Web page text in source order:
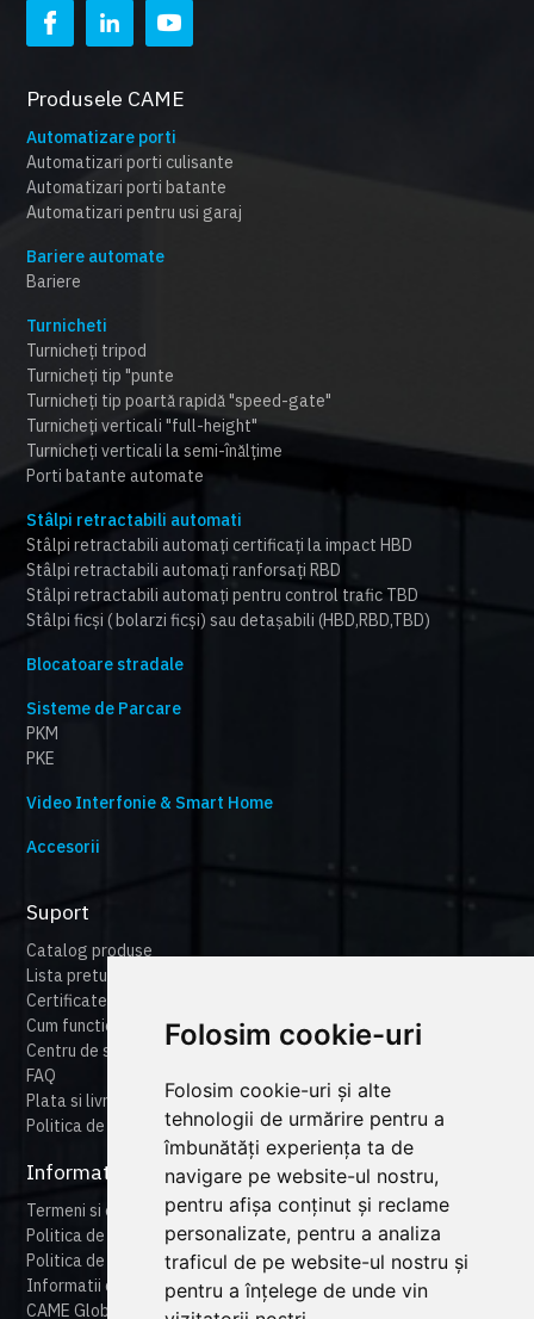
Folosim cookie-uri
Folosim cookie-uri și alte
tehnologii de urmărire pentru a
îmbunătăți experiența ta de
navigare pe website-ul nostru,
pentru afișa conținut și reclame
personalizate, pentru a analiza
traficul de pe website-ul nostru și
pentru a înțelege de unde vin
Produsele CAME
Automatizare porti
Automatizari porti culisante
Automatizari porti batante
Automatizari pentru usi garaj
Bariere automate
Bariere
Turnicheti
Turnicheți tripod
Turnicheți tip "punte
Turnicheți tip poartă rapidă "speed-gate"
Turnicheți verticali "full-height"
Turnicheți verticali la semi-înălțime
Porti batante automate
Stâlpi retractabili automati
Stâlpi retractabili automați certificați la impact HBD
Stâlpi retractabili automați ranforsați RBD
Stâlpi retractabili automați pentru control trafic TBD
Stâlpi ficși ( bolarzi ficși) sau detașabili (HBD,RBD,TBD)
Blocatoare stradale
Sisteme de Parcare
PKM
PKE
Video Interfonie & Smart Home
Accesorii
Suport
Catalog produse
Lista preturi
Certificate
Cum functioneaza cameonline
Centru de suport
FAQ
Plata si livrare
Politica de retur
Informatii legale
Termeni si conditii
Politica de confidentialitate
Politica de cookies
Informatii despre produse
CAME Global